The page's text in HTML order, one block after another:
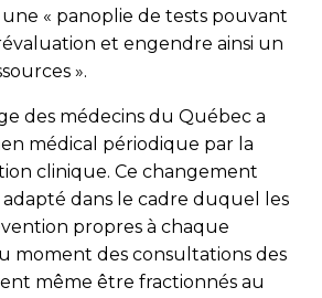
« panoplie de tests pouvant
et engendre ainsi un
».
des médecins du Québec a
médical périodique par la
clinique. Ce changement
adapté dans le cadre duquel les
propres à chaque
moment des consultations des
même être fractionnés au